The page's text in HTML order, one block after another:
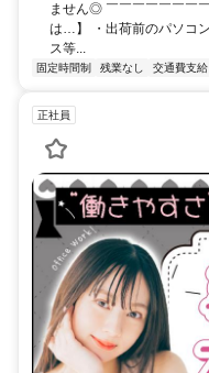
ません◎ ￣￣￣￣￣￣￣
は…】 ・出荷前のパソコ
ス等...
固定時間制 残業なし 交通費支給
正社員